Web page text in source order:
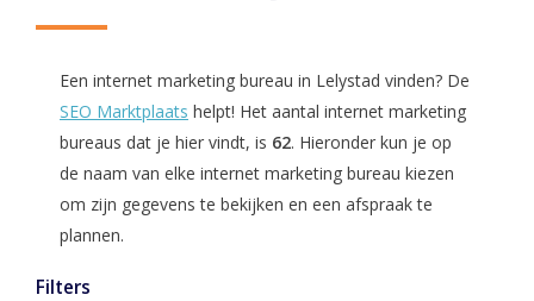
Een internet marketing bureau in Lelystad vinden? De
SEO Marktplaats helpt! Het aantal internet marketing
bureaus dat je hier vindt, is 62. Hieronder kun je op
de naam van elke internet marketing bureau kiezen
om zijn gegevens te bekijken en een afspraak te
plannen.
Filters